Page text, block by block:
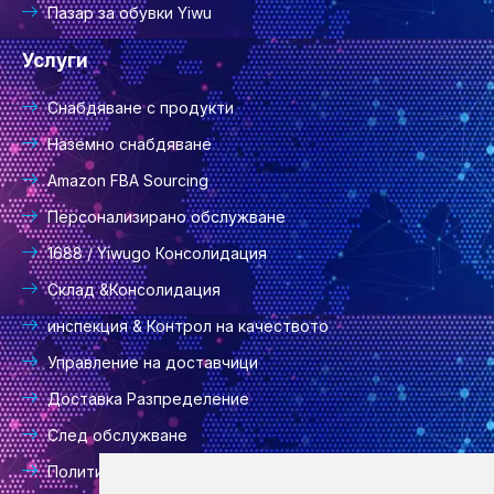
Пазар за обувки Yiwu
Услуги
Снабдяване с продукти
Наземно снабдяване
Amazon FBA Sourcing
Персонализирано обслужване
1688 / Yiwugo Консолидация
Склад &Консолидация
инспекция & Контрол на качеството
Управление на доставчици
Доставка Разпределение
След обслужване
Политика за поверителност